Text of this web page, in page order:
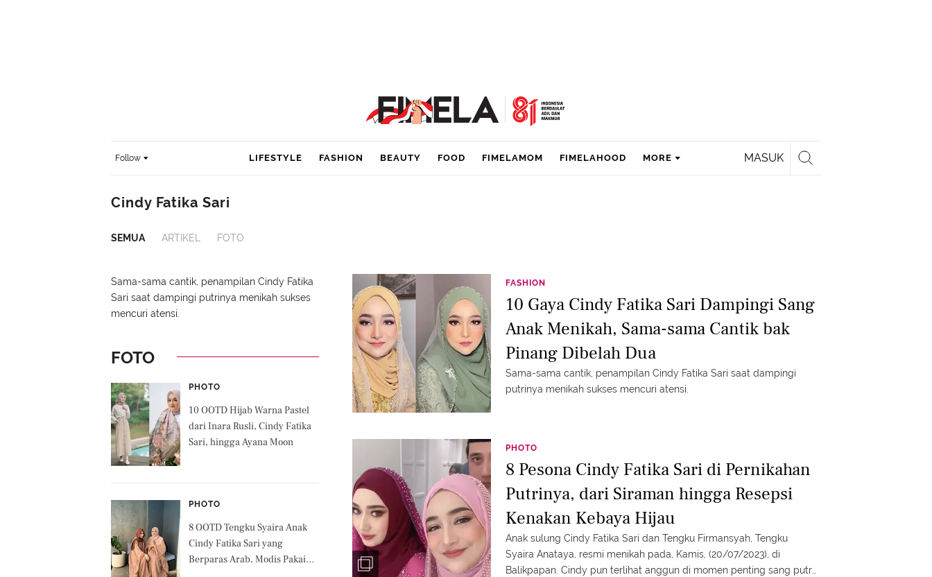
Follow MASUK
LIFESTYLE FASHION BEAUTY FOOD FIMELAMOM FIMELAHOOD MORE
Cindy Fatika Sari
SEMUA ARTIKEL FOTO
Sama-sama cantik, penampilan Cindy Fatika
Sari saat dampingi putrinya menikah sukses
mencuri atensi.
FOTO
PHOTO
10 OOTD Hijab Warna Pastel
dari Inara Rusli, Cindy Fatika
Sari, hingga Ayana Moon
PHOTO
8 OOTD Tengku Syaira Anak
Cindy Fatika Sari yang
Berparas Arab, Modis Pakai
FASHION
10 Gaya Cindy Fatika Sari Dampingi Sang
Anak Menikah, Sama-sama Cantik bak
Pinang Dibelah Dua
Sama-sama cantik, penampilan Cindy Fatika Sari saat dampingi
putrinya menikah sukses mencuri atensi.
PHOTO
8 Pesona Cindy Fatika Sari di Pernikahan
Putrinya, dari Siraman hingga Resepsi
Kenakan Kebaya Hijau
Anak sulung Cindy Fatika Sari dan Tengku Firmansyah, Tengku
Syaira Anataya, resmi menikah pada, Kamis, (20/07/2023), di
Balikpapan. Cindy pun terlihat anggun di momen penting sang putri